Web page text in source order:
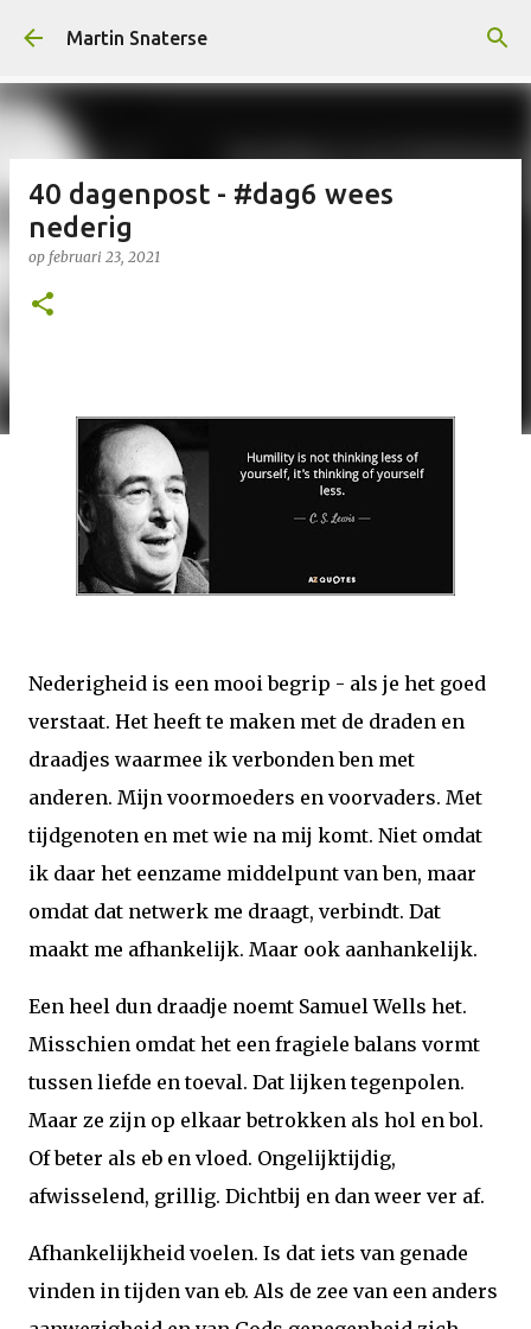
Doorgaan naar hoofdcontent
Martin Snaterse
40 dagenpost - #dag6 wees
nederig
op februari 23, 2021
Nederigheid is een mooi begrip - als je het goed
verstaat. Het heeft te maken met de draden en
draadjes waarmee ik verbonden ben met
anderen. Mijn voormoeders en voorvaders. Met
tijdgenoten en met wie na mij komt. Niet omdat
ik daar het eenzame middelpunt van ben, maar
omdat dat netwerk me draagt, verbindt. Dat
maakt me afhankelijk. Maar ook aanhankelijk.
Een heel dun draadje noemt Samuel Wells het.
Misschien omdat het een fragiele balans vormt
tussen liefde en toeval. Dat lijken tegenpolen.
Maar ze zijn op elkaar betrokken als hol en bol.
Of beter als eb en vloed. Ongelijktijdig,
afwisselend, grillig. Dichtbij en dan weer ver af.
Afhankelijkheid voelen. Is dat iets van genade
vinden in tijden van eb. Als de zee van een anders